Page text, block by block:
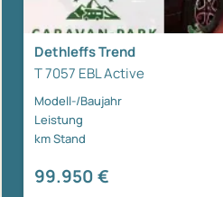
Dethleffs Trend
T 7057 EBL Active
Modell-/Baujahr
Leistung
km Stand
99.950 €